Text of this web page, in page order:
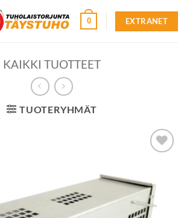
0 EXTRANET
KAIKKI TUOTTEET
TUOTERYHMÄT